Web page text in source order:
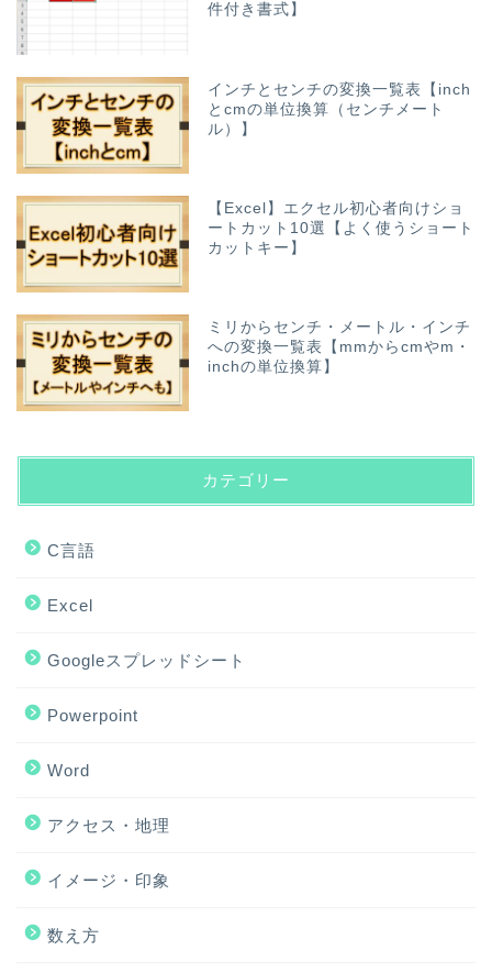
件付き書式】
インチとセンチの変換一覧表【inch
とcmの単位換算（センチメート
ル）】
【Excel】エクセル初心者向けショ
ートカット10選【よく使うショート
カットキー】
ミリからセンチ・メートル・インチ
への変換一覧表【mmからcmやm・
inchの単位換算】
カテゴリー
C言語
Excel
Googleスプレッドシート
Powerpoint
Word
アクセス・地理
イメージ・印象
数え方